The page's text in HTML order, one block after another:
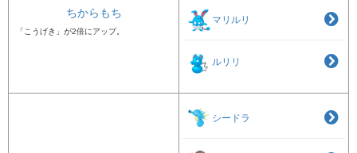
ちからもち
「こうげき」が2倍にアップ。
マリルリ
ルリリ
シードラ